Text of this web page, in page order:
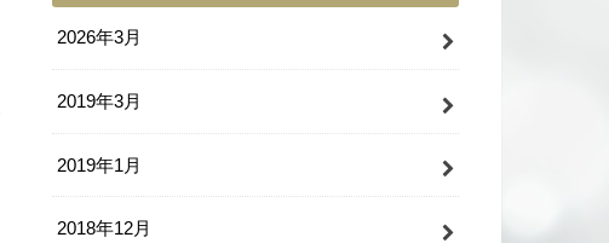
2026年3月
2019年3月
2019年1月
2018年12月